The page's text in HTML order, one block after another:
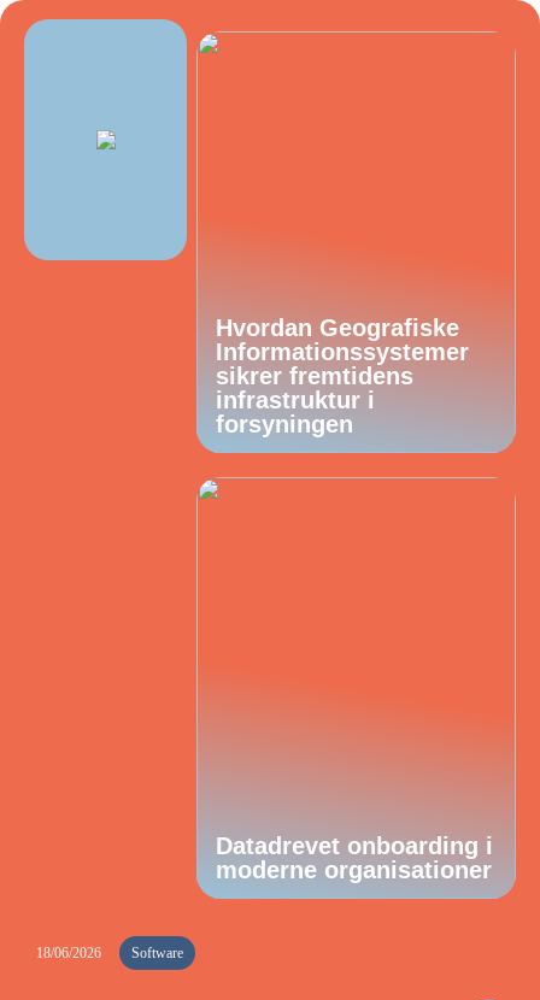
Hvordan Geografiske
Informationssystemer
sikrer fremtidens
infrastruktur i
forsyningen
Datadrevet onboarding i
moderne organisationer
18/06/2026 Software